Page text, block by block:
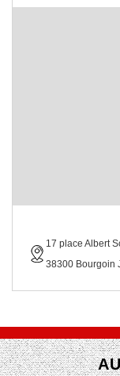
17 place Albert
38300 Bourgoin